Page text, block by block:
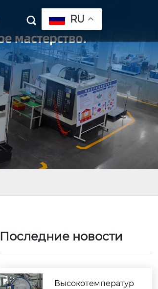
 RU
Последние новости
Высокотемператур